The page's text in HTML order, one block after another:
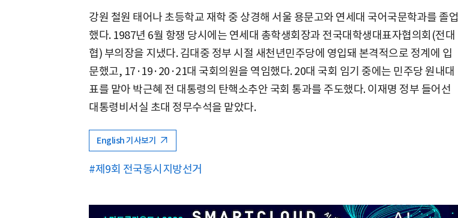
강원 철원 태어나 초등학교 재학 중 상경해 서울 용문고와 연세대 국어국문학과를 졸업
했다. 1987년 6월 항쟁 당시에는 연세대 총학생회장과 전국대학생대표자협의회(전대
협) 부의장을 지냈다. 김대중 정부 시절 새천년민주당에 영입돼 본격적으로 정계에 입
문했고, 17·19·20·21대 국회의원을 역임했다. 20대 국회 임기 중에는 민주당 원내대
표를 맡아 박근혜 전 대통령의 탄핵소추안 국회 통과를 주도했다. 이재명 정부 들어선
대통령비서실 초대 정무수석을 맡았다.
English 기사보기
#제9회 전국동시지방선거